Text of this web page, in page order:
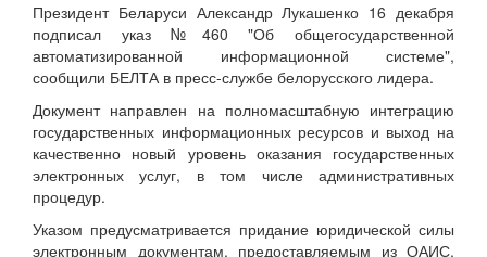
Президент Беларуси Александр Лукашенко 16 декабря
подписал указ №460 "Об общегосударственной
автоматизированной информационной системе",
сообщили БЕЛТА в пресс-службе белорусского лидера.
Документ направлен на полномасштабную интеграцию
государственных информационных ресурсов и выход на
качественно новый уровень оказания государственных
электронных услуг, в том числе административных
процедур.
Указом предусматривается придание юридической силы
электронным документам, предоставляемым из ОАИС.